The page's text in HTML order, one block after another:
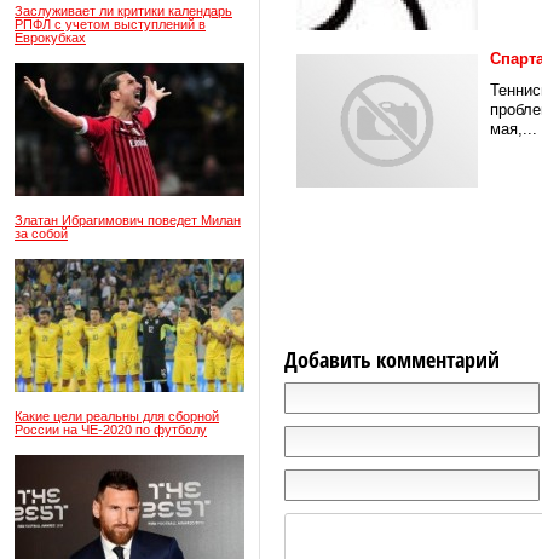
Заслуживает ли критики календарь
РПФЛ с учетом выступлений в
Еврокубках
Златан Ибрагимович поведет Милан
за собой
Какие цели реальны для сборной
России на ЧЕ-2020 по футболу
мая,...
Добавить комментарий